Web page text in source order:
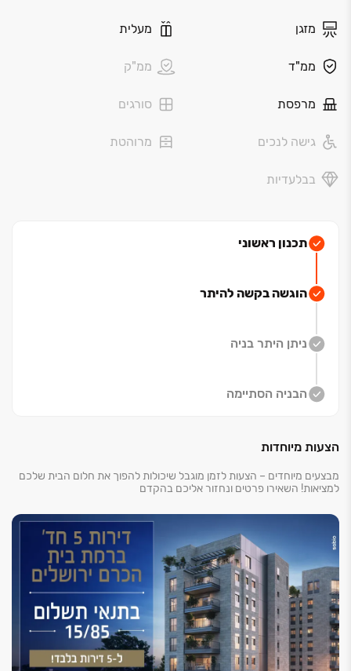
עיצוב מוקפד ואיכות חיים מאוזנת. הגישה הפרטית, הכיכר
ביטחון ונינוחות בכל רגע ביום.כפרויקט המגורים האחרון
בירושלים ‏– מפגש הרמוני בין אדריכלות מדויקת, פרטיות
אופירמת בית הכרם היא אחת השכונות המבוקשות בירושלים
ירושלמית קלאסית. השכונה מציעה קהילה מגובשת, מוסדות
מזגן מעלית
ממ"ד ממ"ק
מרפסת סורגים
גישה לנכים מרוהטת
בבלעדיות
תכנון ראשוני
הוגשה בקשה להיתר
ניתן היתר בניה
הבניה הסתיימה
הצעות מיוחדות
מבצעים מיוחדים – הצעות לזמן מוגבל שיכולות להפוך את חלום הבית שלכם
למציאות! השאירו פרטים ונחזור אליכם בהקדם